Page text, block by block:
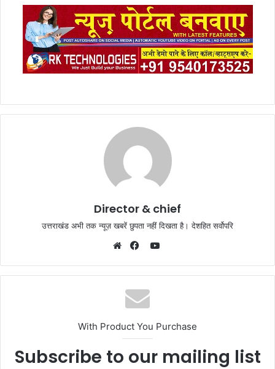
Director & chief
उत्तराखंड अभी तक न्यूज़ खबरें छुपता नहीं दिखता है। देशहित सर्वोपरि
YouTube
With Product You Purchase
Subscribe to our mailing list